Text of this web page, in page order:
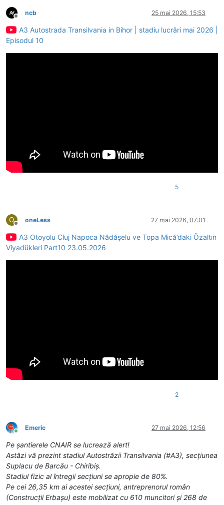
Deconectat
ncb 25 mai 2026, 15:53
A3 Autostrada Transilvania in Bihor | stadiu lucrări mai 2026 |
Episodul 10
5
O
Deconectat
oneLess 27 mai 2026, 07:01
A3 Otoyolu Cluj Napoca Nădășelu ve Topa Mică’daki Özaltın
Viyadükleri Part10 23.05.2026
2
Conectat
Emeric 27 mai 2026, 12:56
Pe șantierele CNAIR se lucrează alert!
Astăzi vă prezint stadiul Autostrăzii Transilvania (#A3), secțiunea
Suplacu de Barcău - Chiribiș.
Stadiul fizic al întregii secțiuni se apropie de 80%.
Pe cei 26,35 km ai acestei secțiuni, antreprenorul român
(Construcții Erbașu) este mobilizat cu 610 muncitori și 268 de